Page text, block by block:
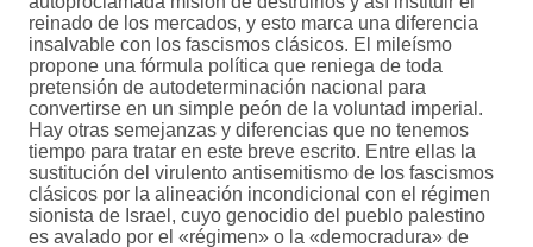
reinado de los mercados, y esto marca una diferencia
insalvable con los fascismos clásicos. El mileísmo
propone una fórmula política que reniega de toda
pretensión de autodeterminación nacional para
convertirse en un simple peón de la voluntad imperial.
Hay otras semejanzas y diferencias que no tenemos
tiempo para tratar en este breve escrito. Entre ellas la
sustitución del virulento antisemitismo de los fascismos
clásicos por la alineación incondicional con el régimen
sionista de Israel, cuyo genocidio del pueblo palestino
es avalado por el «régimen» o la «democradura» de